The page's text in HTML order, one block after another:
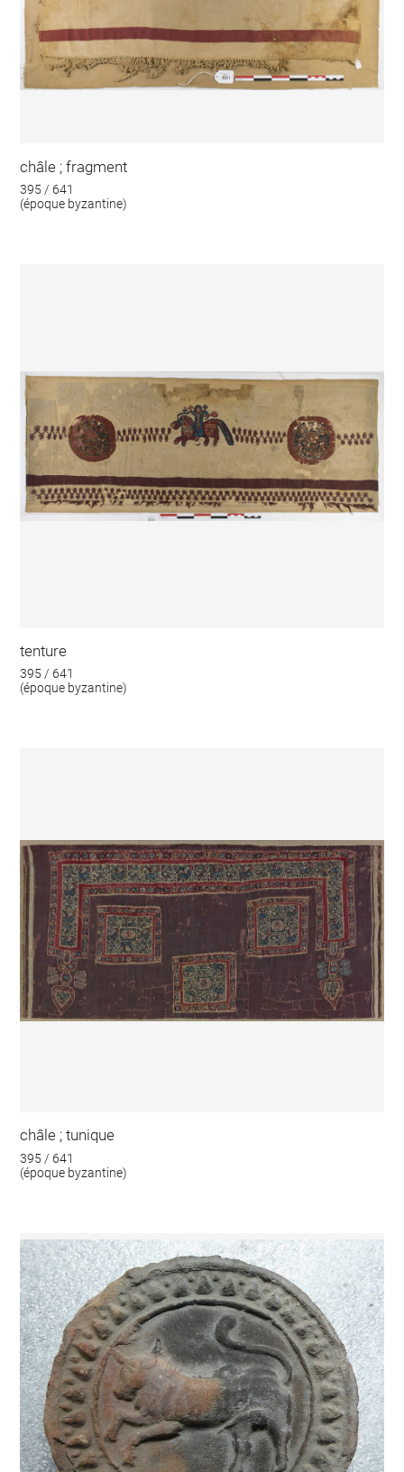
châle ; fragment
395 / 641
(époque byzantine)
tenture
395 / 641
(époque byzantine)
châle ; tunique
395 / 641
(époque byzantine)